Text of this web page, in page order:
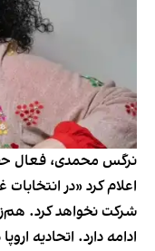
نرگس محمدی، فعال
اعلام کرد «در
شرکت نخواهد کرد.
ادامه دارد. اتحادیه